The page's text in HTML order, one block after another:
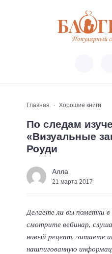
Главная Хорошие книги
По следам
«Визуальные
Роуди
Алла
21 марта 2017
Делаете ли вы пометки в
смотрите вебинар,
новый рецепт, читаете
нашпигованную